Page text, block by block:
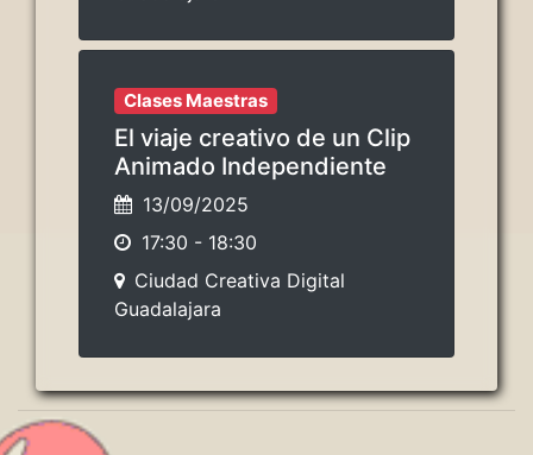
Clases Maestras
El viaje creativo de un Clip
Animado Independiente
13/09/2025
17:30 - 18:30
Ciudad Creativa Digital
Guadalajara